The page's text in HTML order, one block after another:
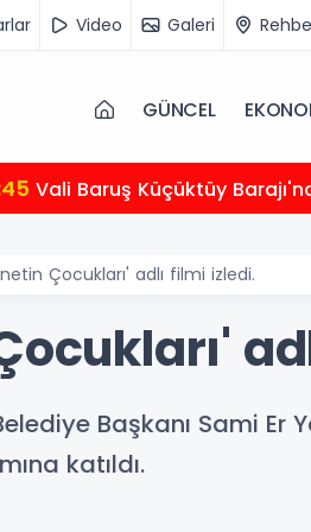
Video Galeri
GÜNCEL
Vali Baruş Küçüktüy
Çocukları' adlı filmi izledi.
Başkanı Sami Er
katıldı.